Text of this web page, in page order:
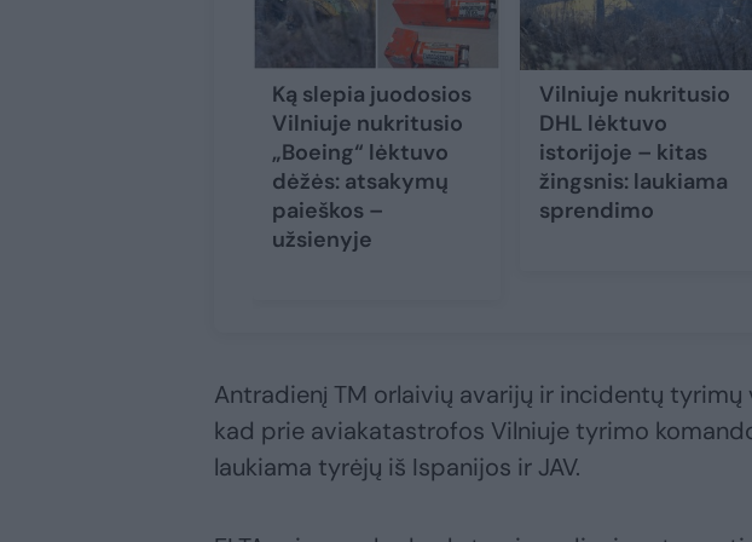
Ką slepia juodosios
Vilniuje nukritusio
„Boeing“ lėktuvo
dėžės: atsakymų
paieškos –
užsienyje
Vilniuje nukritusio
DHL lėktuvo
istorijoje – kitas
žingsnis: laukiama
sprendimo
Antradienį TM orlaivių avarijų ir incidentų tyrimų
kad prie aviakatastrofos Vilniuje tyrimo
laukiama tyrėjų iš Ispanijos ir JAV.